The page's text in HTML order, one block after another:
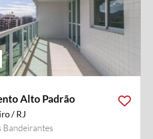
Alto Padrão
/ RJ
Bandeirantes